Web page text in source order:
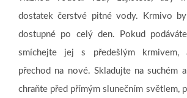
dostatek čerstvé pitné vody. Krmivo
dostupné po celý den. Pokud
smíchejte jej s předešlým krmivem,
přechod na nové. Skladujte na suchém
chraňte před přímým slunečním světlem,